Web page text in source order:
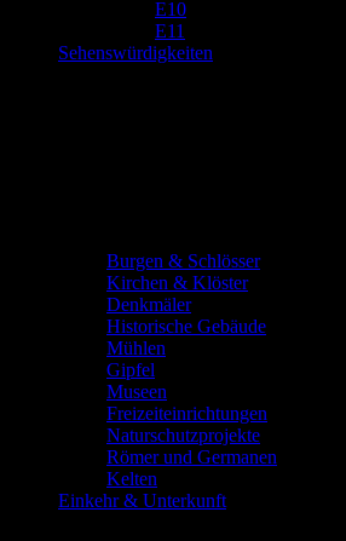
E10
E11
Sehenswürdigkeiten
Burgen & Schlösser
Kirchen & Klöster
Denkmäler
Historische Gebäude
Mühlen
Gipfel
Museen
Freizeiteinrichtungen
Naturschutzprojekte
Römer und Germanen
Kelten
Einkehr & Unterkunft